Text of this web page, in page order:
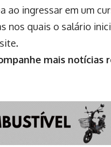
ao ingressar em um
nos quais o salário
mais